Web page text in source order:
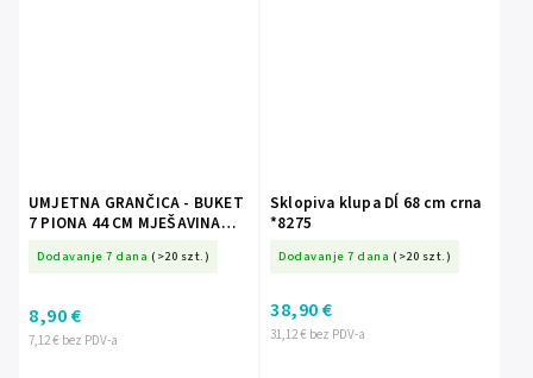
UMJETNA GRANČICA - BUKET
7 PIONA 44 CM MJEŠAVINA
Dodavanje 7 dana (>20 szt.)
7,12 € bez PDV-a
8,90 €
Sklopiva klupa Dĺ 68 cm crna
*8275
Dodavanje 7 dana (>20 szt.)
31,12 € bez PDV-a
38,90 €